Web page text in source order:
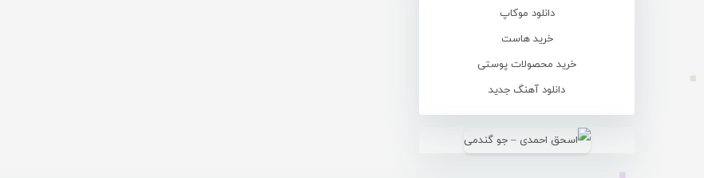
دانلود موکاپ
خرید هاست
خرید محصولات پوستی
دانلود آهنگ جدید